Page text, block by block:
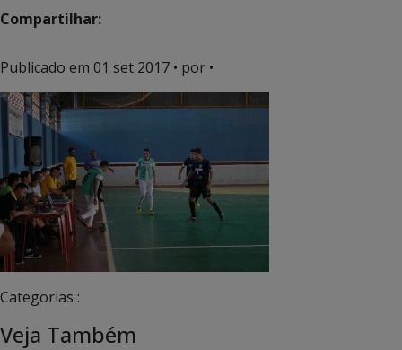
Compartilhar:
Publicado em 01 set 2017 • por •
Categorias :
Veja Também